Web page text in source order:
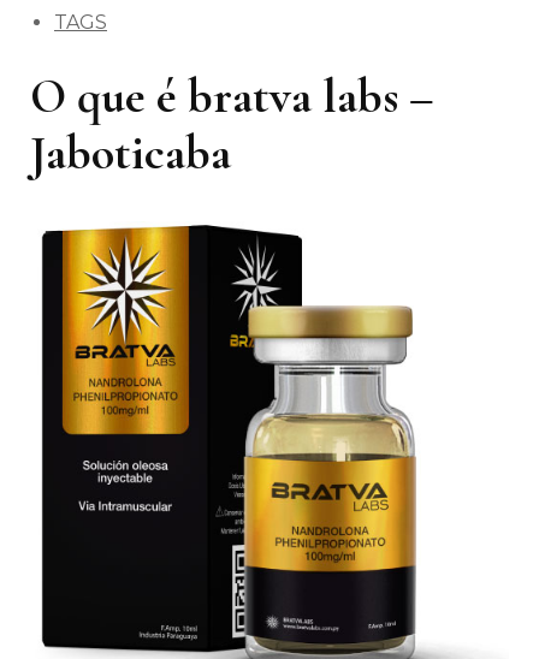
TAGS
O que é bratva labs –
Jaboticaba